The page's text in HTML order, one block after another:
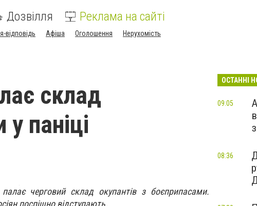
Дозвілля Реклама на сайті
відповідь Афіша Оголошення Нерухомість
склад
паніці
черговий склад окупантів з боєприпасами.
поспішно відступають.
ОСТАННІ
09:05
08:36